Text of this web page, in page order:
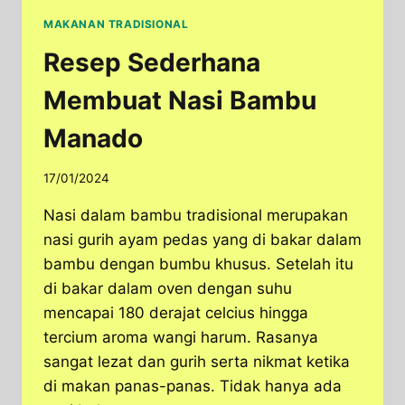
MAKANAN TRADISIONAL
Resep Sederhana
Membuat Nasi Bambu
Manado
17/01/2024
Nasi dalam bambu tradisional merupakan
nasi gurih ayam pedas yang di bakar dalam
bambu dengan bumbu khusus. Setelah itu
di bakar dalam oven dengan suhu
mencapai 180 derajat celcius hingga
tercium aroma wangi harum. Rasanya
sangat lezat dan gurih serta nikmat ketika
di makan panas-panas. Tidak hanya ada